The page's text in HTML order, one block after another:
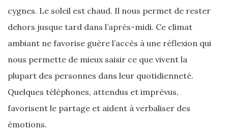
cygnes. Le soleil est chaud. Il nous permet de rester
dehors jusque tard dans l’après-midi. Ce climat
ambiant ne favorise guère l’accès à une réflexion qui
nous permette de mieux saisir ce que vivent la
plupart des personnes dans leur quotidienneté.
Quelques téléphones, attendus et imprévus,
favorisent le partage et aident à verbaliser des
émotions.